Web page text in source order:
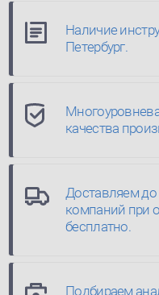
Наличие
Петербург.
качества
Доставляем
компаний при
бесплатно.
Подбираем